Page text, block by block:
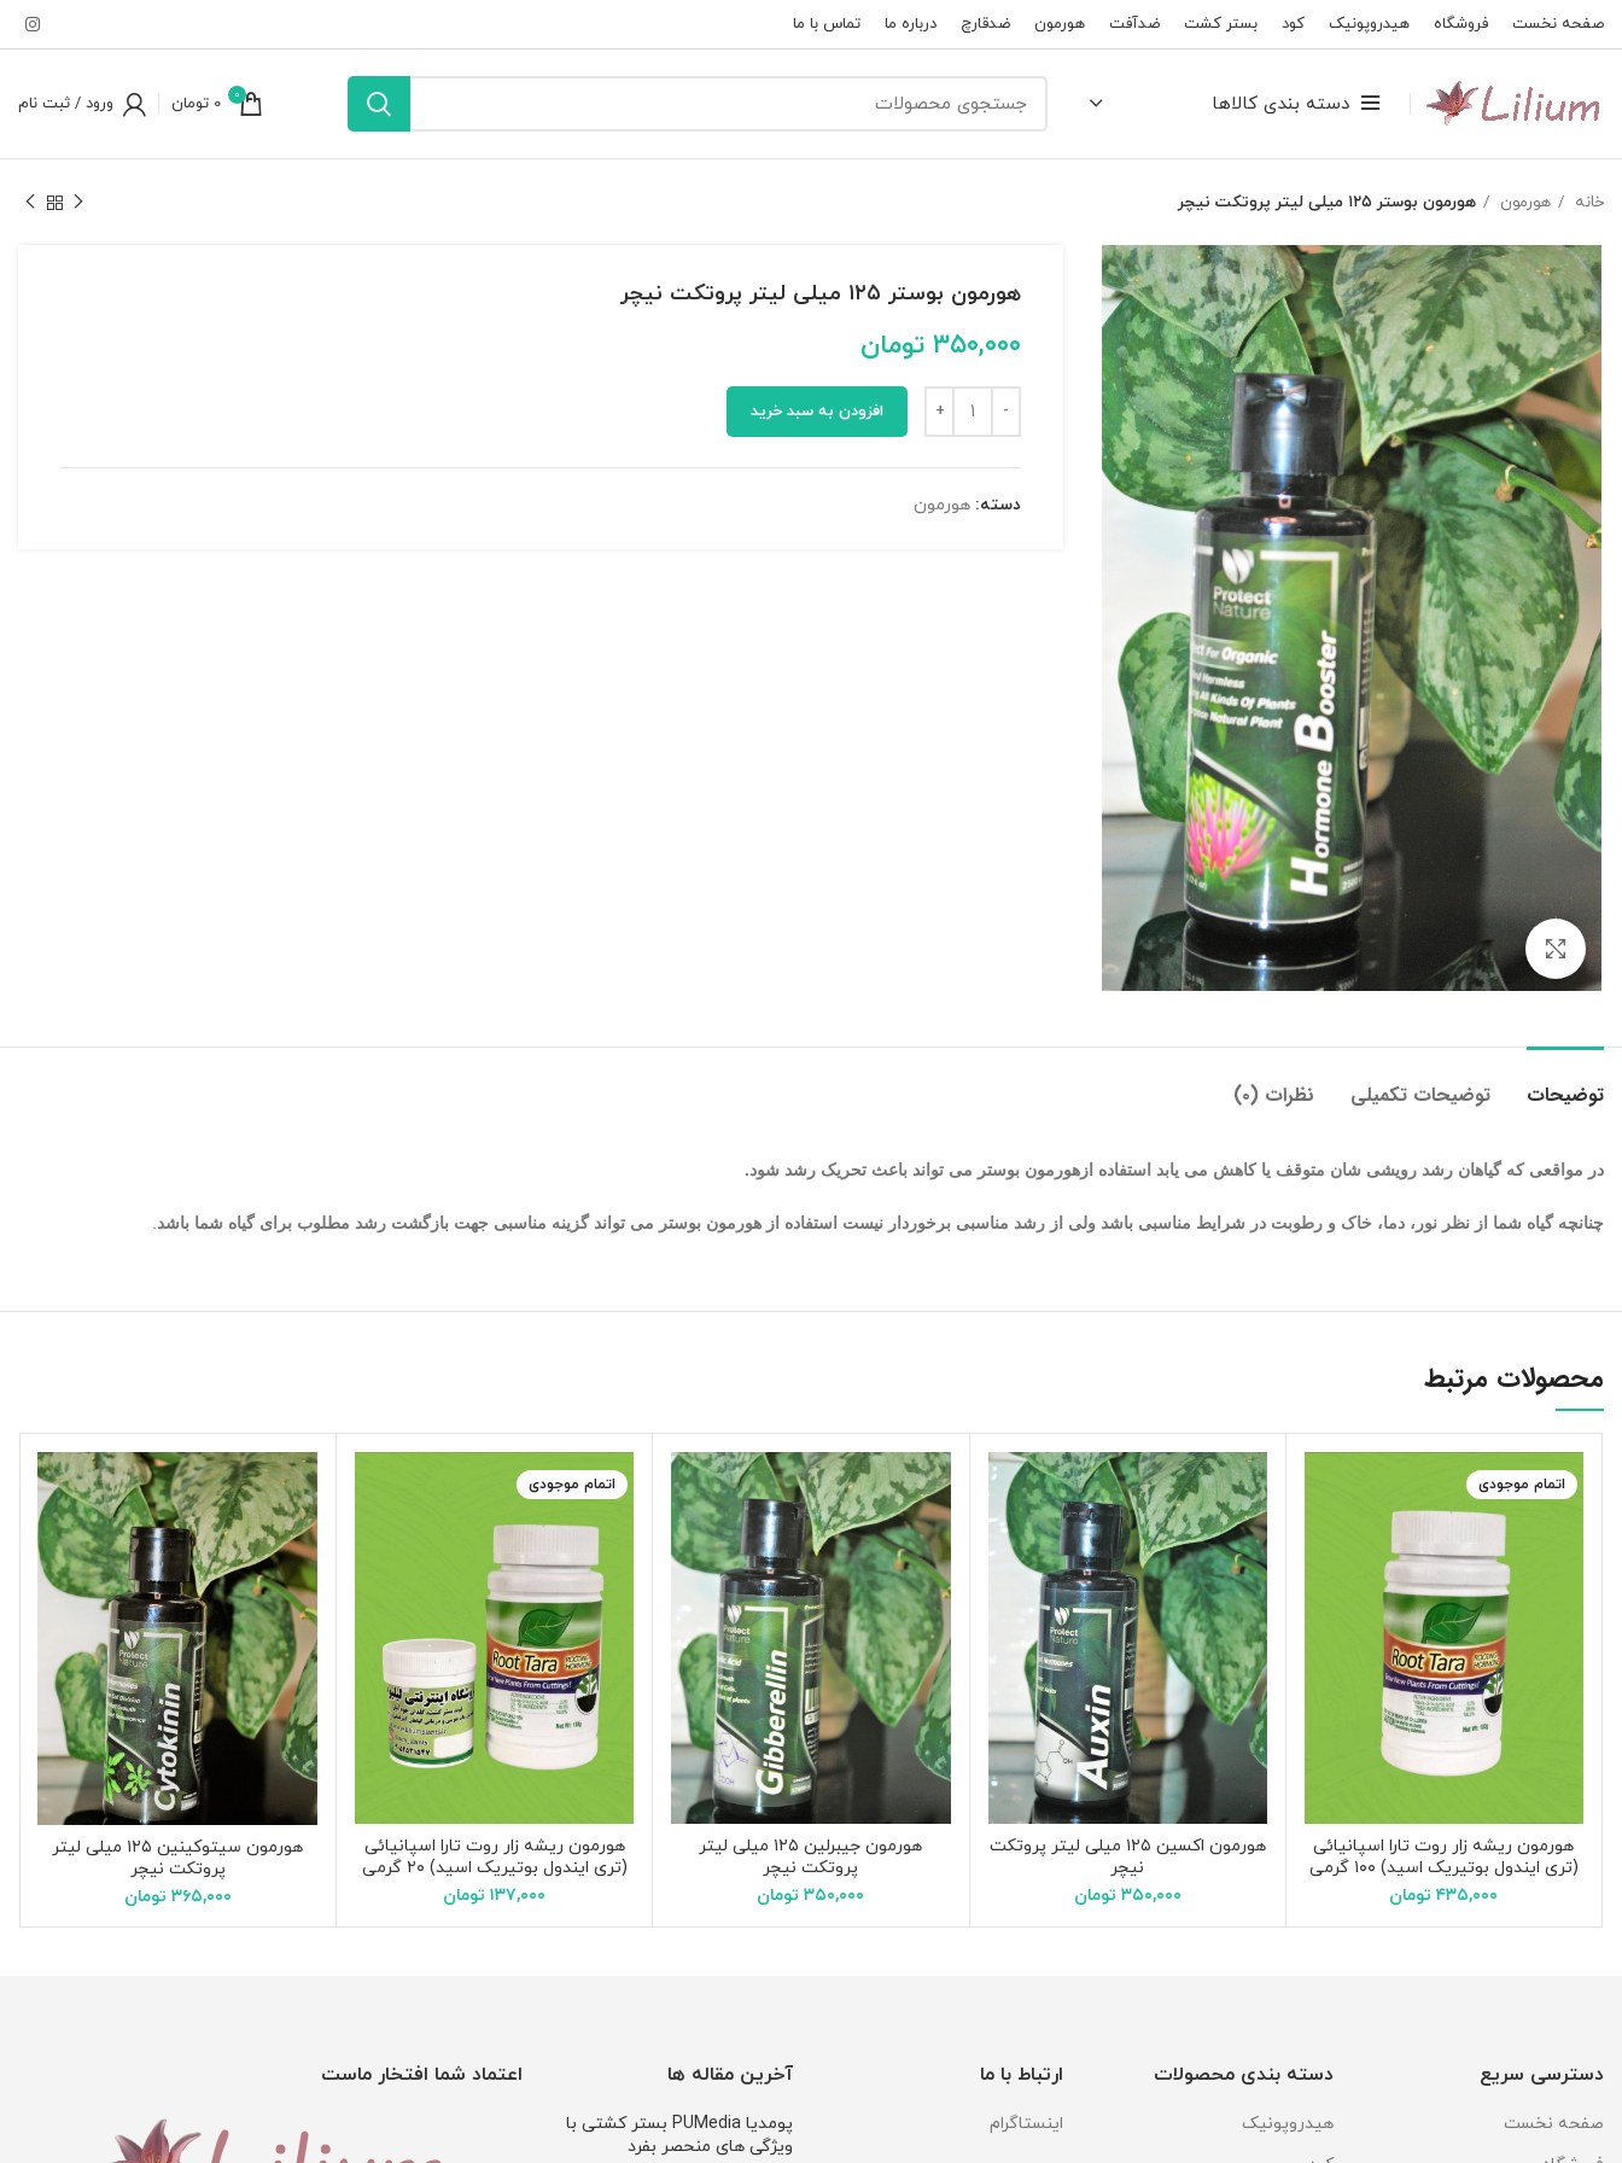
صفحه نخست فروشگاه هیدروپونیک کود بستر کشت ضدآفت هورمون ضدقارچ درباره ما تماس با ما
دسته بندی کالاها 0
0 تومان ورود / ثبت نام
خانه هورمون هورمون بوستر ۱۲۵ میلی لیتر پروتکت نیچر
بزرگنمایی تصویر
هورمون بوستر ۱۲۵ میلی لیتر پروتکت نیچر
۳۵۰,۰۰۰ تومان
افزودن به سبد خرید
دسته: هورمون
توضیحات توضیحات تکمیلی نظرات (۰)
در مواقعی که گیاهان رشد رویشی شان متوقف یا کاهش می یابد استفاده ازهورمون بوستر می تواند باعث تحریک رشد شود.
چنانچه گیاه شما از نظر نور، دما، خاک و رطوبت در شرایط مناسبی باشد ولی از رشد مناسبی برخوردار نیست استفاده از هورمون بوستر می تواند گزینه مناسبی جهت بازگشت رشد مطلوب برای گیاه شما باشد
محصولات مرتبط
اتمام موجودی
هورمون ریشه زار روت تارا اسپانیائی
(تری ایندول بوتیریک اسید) ۱۰۰ گرمی
۴۳۵,۰۰۰ تومان
هورمون اکسین ۱۲۵ میلی لیتر پروتکت
نیچر
۳۵۰,۰۰۰ تومان
هورمون جیبرلین ۱۲۵ میلی لیتر
پروتکت نیچر
۳۵۰,۰۰۰ تومان
اتمام موجودی
هورمون ریشه زار روت تارا اسپانیائی
(تری ایندول بوتیریک اسید) ۲۰ گرمی
۱۳۷,۰۰۰ تومان
هورمون سیتوکینین ۱۲۵ میلی لیتر
پروتکت نیچر
۳۶۵,۰۰۰ تومان
دسترسی سریع
صفحه نخست
دسته بندی محصولات
هیدروپونیک
ارتباط با ما
اینستاگرام
آخرین مقاله ها
پومدیا PUMedia بستر کشتی با
ویژگی های منحصر بفرد
اعتماد شما افتخار ماست